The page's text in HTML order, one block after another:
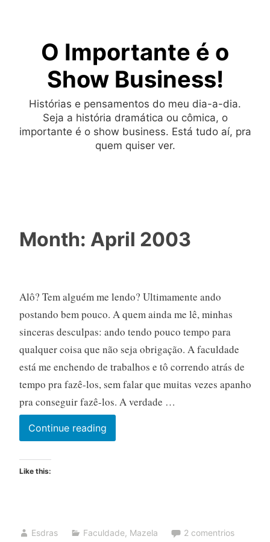
O Importante é o
Show Business!
Histórias e pensamentos do meu dia-a-dia.
Seja a história dramática ou cômica, o
importante é o show business. Está tudo aí, pra
quem quiser ver.
Month: April 2003
Alô? Tem alguém me lendo? Ultimamente ando
postando bem pouco. A quem ainda me lê, minhas
sinceras desculpas: ando tendo pouco tempo para
qualquer coisa que não seja obrigação. A faculdade
está me enchendo de trabalhos e tô correndo atrás de
tempo pra fazê-los, sem falar que muitas vezes apanho
pra conseguir fazê-los. A verdade …
Continue reading
Like this:
Esdras Faculdade, Mazela
2 comentrios